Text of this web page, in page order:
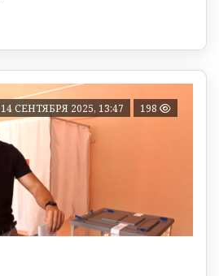
14 СЕНТЯБРЯ 2025, 13:47 198